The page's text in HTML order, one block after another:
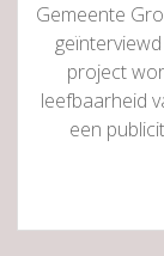
Gemeente
project
leefbaarheid
een